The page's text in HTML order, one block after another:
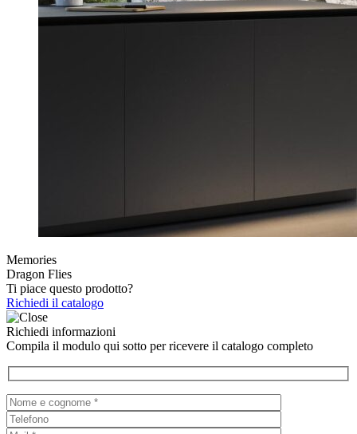
Memories
Dragon Flies
Ti piace questo prodotto?
Richiedi il catalogo
Richiedi informazioni
Compila il modulo qui sotto per ricevere il catalogo completo